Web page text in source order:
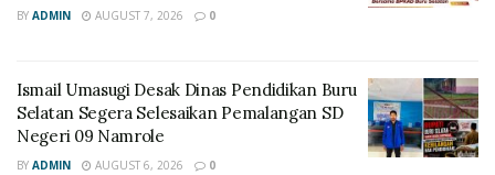
BY ADMIN AUGUST 7, 2026 0
Ismail Umasugi Desak Dinas Pendidikan Buru
Selatan Segera Selesaikan Pemalangan SD
Negeri 09 Namrole
BY ADMIN AUGUST 6, 2026 0